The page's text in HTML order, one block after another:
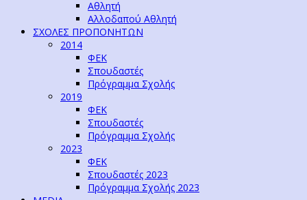
Αθλητή
Αλλοδαπού Αθλητή
ΣΧΟΛΕΣ ΠΡΟΠΟΝΗΤΩΝ
2014
ΦΕΚ
Σπουδαστές
Πρόγραμμα Σχολής
2019
ΦΕΚ
Σπουδαστές
Πρόγραμμα Σχολής
2023
ΦΕΚ
Σπουδαστές 2023
Πρόγραμμα Σχολής 2023